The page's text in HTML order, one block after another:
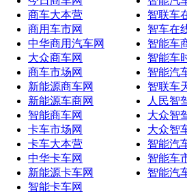
商车大本营
商用车市网
中华商用汽车网
大众商车网
商车市场网
新能源商车网
新能源车商网
智能商车网
卡车市场网
卡车大本营
中华卡车网
新能源卡车网
智能卡车网
智联车
智车在
智能车
智能车
智能汽
智联车
人民智
大众智
大众智
智能汽
智能车
智能汽